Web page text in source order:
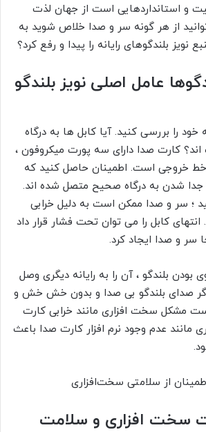
و استانداردهایی است از جهان لذت
از هر گونه سر و صدا خلاص شوید به
نویز بلندگوهای رایانه را پیدا و رفع کرد؟
عامل اصلی نویز بلندگو
خود را بررسی کنید. آیا کابل ها به درگاه
کارت صدا دارای سه پورت میکروفون ،
خروجی است. اطمینان حاصل کنید که
جدا شدن به درگاه صحیح متصل شده اند.
؛ سر و صدا ممکن است به دلیل خرابی
کابل را می توان تحت فشار قرار داد
سر و صدا ایجاد کرد.
بودن بلندگو ، آن را به رایانه دیگری وصل
اگر صدای بلندگو بی صدا و بدون خش خش و
مشکل سخت افزاری مانند خرابی کارت
مانند عدم وجود نرم افزار کارت صدا باعث
سخت افزاری و سلامت